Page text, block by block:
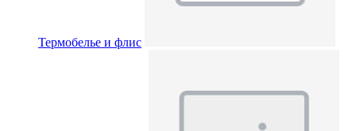
Термобелье и флис